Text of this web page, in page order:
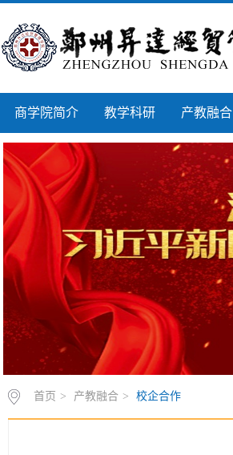
商学院简介 教学科研 产教融合
首页 > 产教融合 > 校企合作